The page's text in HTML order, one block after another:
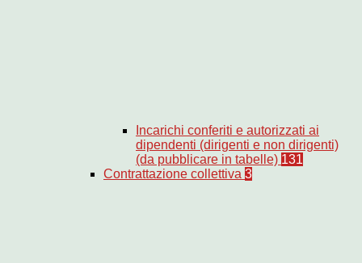
Incarichi conferiti e autorizzati ai
dipendenti (dirigenti e non dirigenti)
(da pubblicare in tabelle) 131
Contrattazione collettiva 3